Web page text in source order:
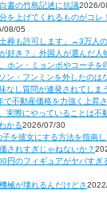
書の竹島記述に抗議2026/
を上げてくれるものがコ
08/05
葬も許可します」→3万人
好き？」外国人が選んだ人
ホン・ミョンボやコーチ
ン・フンミンを外したのは
なし質問が連発されてしま
で不動産価格を力強く上昇
実際にやっていることは不
かる2026/07/30
を彼女にする方法を指南
されすぎじゃねないか？
円のフィギュアがヤバすぎ
械が壊れるんだけどさ